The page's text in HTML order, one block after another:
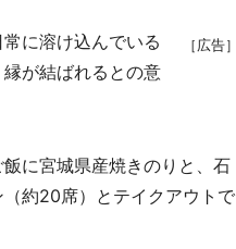
［広告］
に溶け込んでいる
が結ばれるとの意
に宮城県産焼きのりと、石
約20席）とテイクアウトで